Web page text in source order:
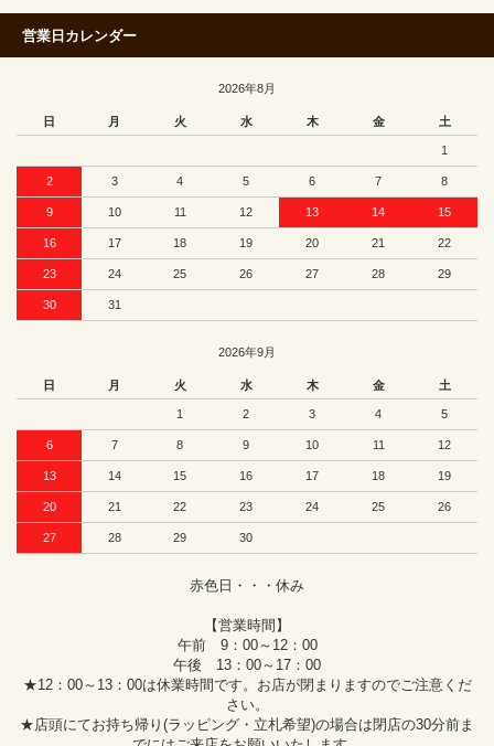
営業日カレンダー
2026年8月
日 月 火 水 木 金 土
1
2 3 4 5 6 7 8
9 10 11 12 13 14 15
16 17 18 19 20 21 22
23 24 25 26 27 28 29
30 31
2026年9月
日 月 火 水 木 金 土
1 2 3 4 5
6 7 8 9 10 11 12
13 14 15 16 17 18 19
20 21 22 23 24 25 26
27 28 29 30
赤色日・・・休み
【営業時間】
午前 9：00～12：00
午後 13：00～17：00
★12：00～13：00は休業時間です。お店が閉まりますのでご注意くだ
さい。
★店頭にてお持ち帰り(ラッピング・立札希望)の場合は閉店の30分前ま